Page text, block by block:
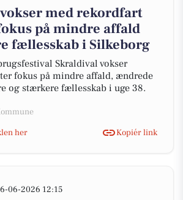
med rekordfart
på mindre affald
fællesskab i Silkeborg
Skraldival vokser
fokus på mindre affald, ændrede
og stærkere fællesskab i uge 38.
her
Kopiér link
06-2026 12:15